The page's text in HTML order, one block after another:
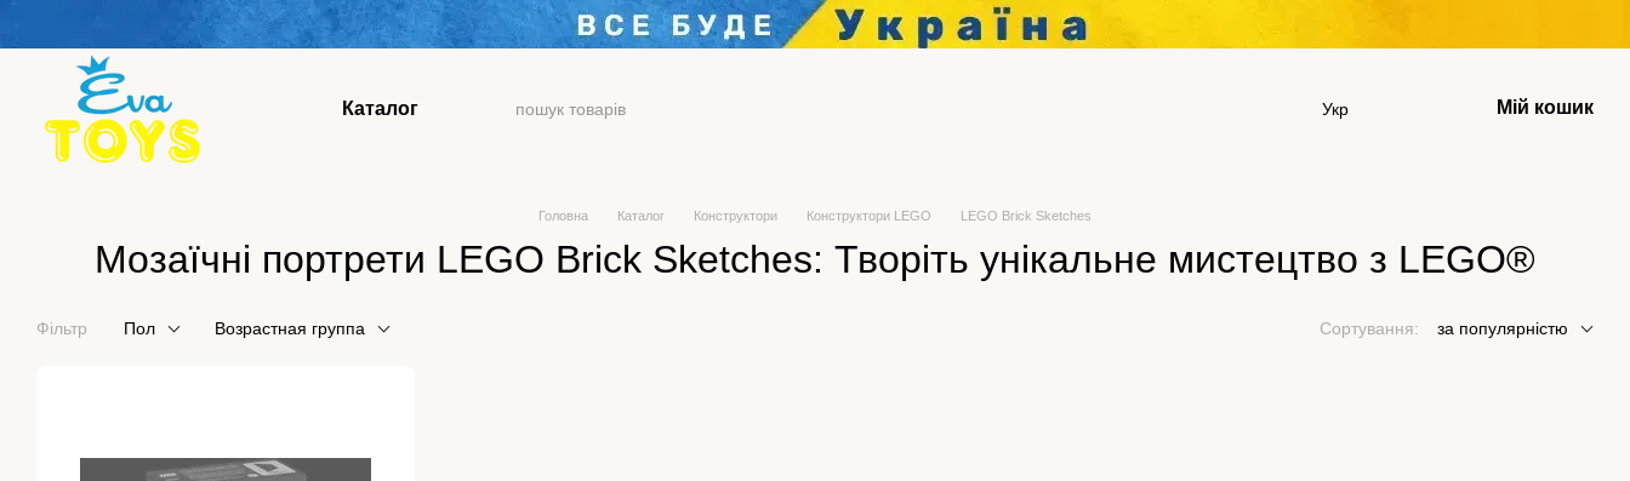
Перейти до основного контенту
Каталог Укр Мій кошик
Головна Каталог Конструктори Конструктори LEGO LEGO Brick Sketches
Мозаїчні портрети LEGO Brick Sketches: Творіть унікальне мистецтво з LEGO®
Фільтр Пол Возрастная группа Сортування: за популярністю